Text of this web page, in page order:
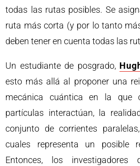
todas las rutas posibles. Se
ruta más corta (y por lo tanto
deben tener en cuenta todas las
Un estudiante de posgrado,
esto más allá al proponer una
mecánica cuántica en la que
partículas interactúan, la
conjunto de corrientes
cuales representa un posible
Entonces, los investigadores